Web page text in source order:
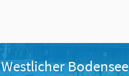
Bodensee